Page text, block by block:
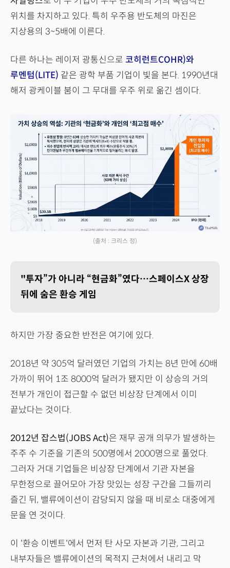
위치를 차지하고 있다. 특히 우주용 반도체의 마진은
지상용의 3~5배에 이른다.
다른 하나는 레이저 광통신으로 코히런트COHR)와
루멘텀(LITE) 같은 광학 부품 기업이 빛을 본다. 1990년대
해저 광케이블 붐이 그 무대를 우주 위로 옮긴 셈이다.
(출처 : 크리스 정)
"투자”가 아니라 “현금화”였다…스페이스X 상장
뒤에 숨은 환승 게임
하지만 가장 중요한 반전은 여기에 있다.
2018년 약 305억 달러였던 기업의 가치는 8년 만에 60배
가까이 뛰어 1조 8000억 달러가 됐지만 이 상승의 거의
전부가 개인이 접근할 수 없던 비상장 단계에서 이미
끝났다는 것이다.
2012년 잡스법(JOBS Act)은 재무 공개 의무가 발생하는
주주 수 기준을 기존의 500명에서 2000명으로 풀었다.
그러자 거대 기업들은 비상장 단계에서 기관 자본을
무한정으로 끌어모아 가장 맛있는 성장 구간을 그들끼리
즐긴 뒤, 밸류에이션이 감당되지 않을 때 비로소 대중에게
문을 연 것이다.
이 '환승 이벤트'에서 먼저 탄 사모 자본과 기관, 그리고
내부자들은 밸류에이션의 목적지 근처에서 내리고 막